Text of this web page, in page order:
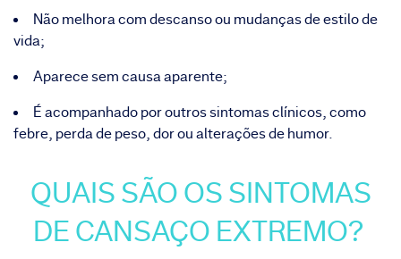
Não melhora com descanso ou mudanças de estilo de
vida;
Aparece sem causa aparente;
É acompanhado por outros sintomas clínicos, como
febre, perda de peso, dor ou alterações de humor.
QUAIS SÃO OS SINTOMAS
DE CANSAÇO EXTREMO?